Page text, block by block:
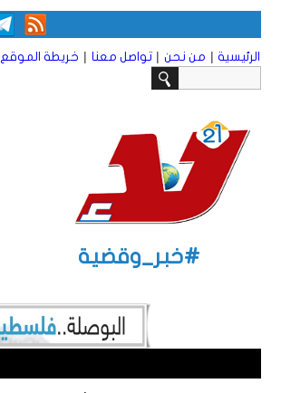
الرئيسية | من نحن | تواصل معنا | خريطة الموقع
#خبر_وقضية